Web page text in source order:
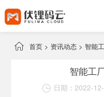
 首页 > 资讯动态 > 智能
智能工
 日期：2022-